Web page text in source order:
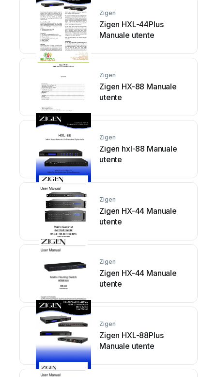
Zigen
Zigen HXL-44Plus
Manuale utente
Zigen
Zigen HX-88 Manuale
utente
Zigen
Zigen hxl-88 Manuale
utente
Zigen
Zigen HX-44 Manuale
utente
Zigen
Zigen HX-44 Manuale
utente
Zigen
Zigen HXL-88Plus
Manuale utente